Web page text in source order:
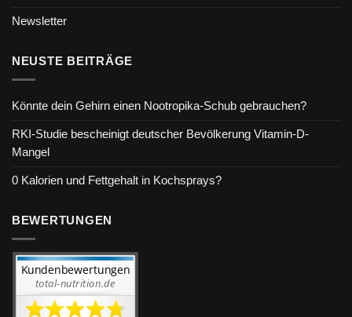
Newsletter
NEUSTE BEITRÄGE
Könnte dein Gehirn einen Nootropika-Schub gebrauchen?
RKI-Studie bescheinigt deutscher Bevölkerung Vitamin-D-
Mangel
0 Kalorien und Fettgehalt in Kochsprays?
BEWERTUNGEN